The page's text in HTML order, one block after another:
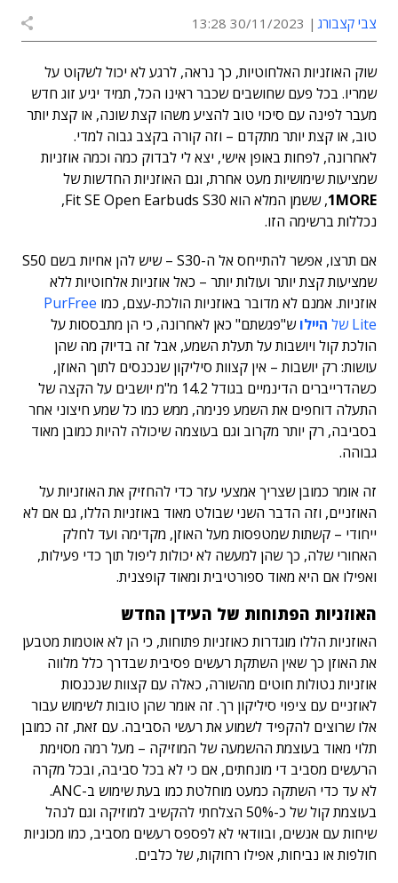
צבי קצבורג 30/11/2023 13:28
שוק האוזניות האלחוטיות, כך נראה, לרגע לא יכול לשקוט על
שמריו. בכל פעם שחושבים שכבר ראינו הכל, תמיד יגיע זוג חדש
מעבר לפינה עם סיכוי טוב להציע משהו קצת שונה, או קצת יותר
טוב, או קצת יותר מתקדם – וזה קורה בקצב גבוה למדי.
לאחרונה, לפחות באופן אישי, יצא לי לבדוק כמה וכמה אוזניות
שמציעות שימושיות מעט אחרת, וגם האוזניות החדשות של
1MORE
, ששמן המלא הוא Fit SE Open Earbuds S30,
נכללות ברשימה הזו.
אם תרצו, אפשר להתייחס אל ה-S30 – שיש להן אחיות בשם S50
שמציעות קצת יותר ועולות יותר – כאל אוזניות אלחוטיות ללא
אוזניות. אמנם לא מדובר באוזניות הולכת-עצם, כמו PurFree
Lite של
היילו ש"פגשתם" כאן לאחרונה, כי הן מתבססות על
הולכת קול ויושבות על תעלת השמע, אבל זה בדיוק מה שהן
עושות: רק יושבות – אין קצוות סיליקון שנכנסים לתוך האוזן,
כשהדרייברים הדינמיים בגודל 14.2 מ"מ יושבים על הקצה של
התעלה דוחפים את השמע פנימה, ממש כמו כל שמע חיצוני אחר
בסביבה, רק יותר מקרוב וגם בעוצמה שיכולה להיות כמובן מאוד
גבוהה.
זה אומר כמובן שצריך אמצעי עזר כדי להחזיק את האוזניות על
האוזניים, וזה הדבר השני שבולט מאוד באוזניות הללו, גם אם לא
ייחודי – קשתות שמטפסות מעל האוזן, מקדימה ועד לחלק
האחורי שלה, כך שהן למעשה לא יכולות ליפול תוך כדי פעילות,
ואפילו אם היא מאוד ספורטיבית ומאוד קופצנית.
האוזניות הפתוחות של העידן החדש
האוזניות הללו מוגדרות כאוזניות פתוחות, כי הן לא אוטמות מטבען
את האוזן כך שאין השתקת רעשים פסיבית שבדרך כלל מלווה
אוזניות נטולות חוטים מהשורה, כאלה עם קצוות שנכנסות
לאוזניים עם ציפוי סיליקון רך. זה אומר שהן טובות לשימוש עבור
אלו שרוצים להקפיד לשמוע את רעשי הסביבה. עם זאת, זה כמובן
תלוי מאוד בעוצמת ההשמעה של המוזיקה – מעל רמה מסוימת
הרעשים מסביב די מונחתים, אם כי לא בכל סביבה, ובכל מקרה
לא עד כדי השתקה כמעט מוחלטת כמו בעת שימוש ב-ANC.
בעוצמת קול של כ-50% הצלחתי להקשיב למוזיקה וגם לנהל
שיחות עם אנשים, ובוודאי לא לפספס רעשים מסביב, כמו מכוניות
חולפות או נביחות, אפילו רחוקות, של כלבים.